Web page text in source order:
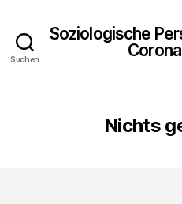
Suchen
Soziologische
Nichts